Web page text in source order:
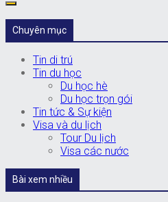
Chuyên mục
Tin di trú
Tin du học
Du học hè
Du học trọn gói
Tin tức & Sự kiện
Visa và du lịch
Tour Du lịch
Visa các nước
Bài xem nhiều